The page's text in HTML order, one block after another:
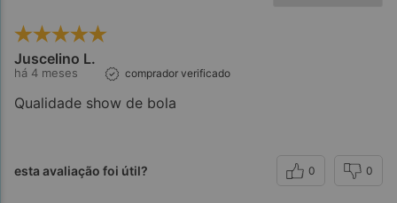
Juscelino L.
há 4 meses comprador verificado
Qualidade show de bola
esta avaliação foi útil? 0 0